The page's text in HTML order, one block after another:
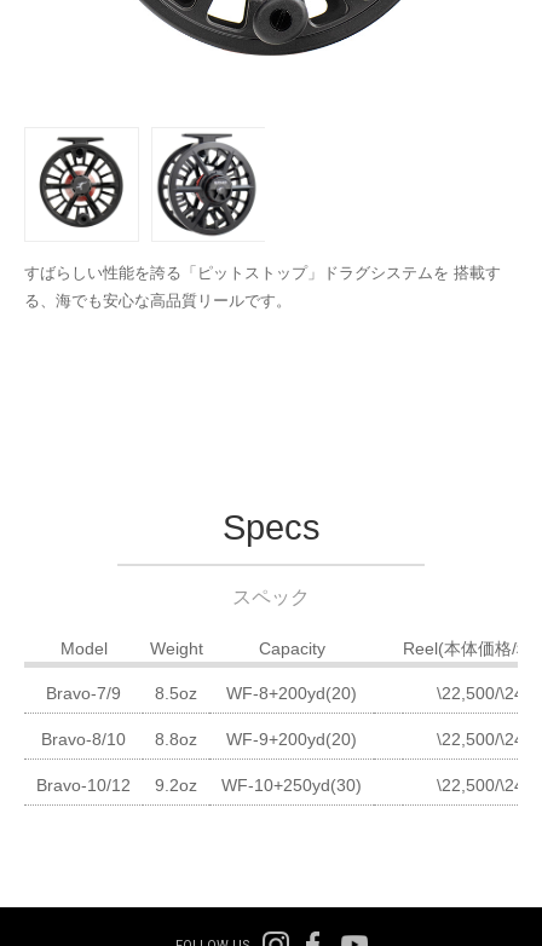
すばらしい性能を誇る「ピットストップ」ドラグシステムを 搭載す
る、海でも安心な高品質リールです。
Specs
スペック
Model Weight Capacity Reel(本体価格/税
Bravo-7/9 8.5oz WF-8+200yd(20) \22,500/
Bravo-8/10 8.8oz WF-9+200yd(20) \22,500/
Bravo-10/12 9.2oz WF-10+250yd(30) \22,500/